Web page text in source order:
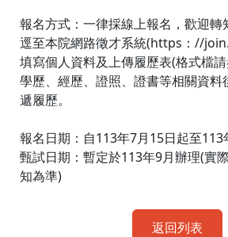
報名方式：一律採線上報名，歡迎轉
逕至本院網路徵才系統(https：//
填寫個人資料及上傳履歷表(格式檔請
學歷、經歷、證照、證書等相關資料
遞履歷。
報名日期：自113年7月15日起至113
甄試日期：暫定於113年9月辦理(實
知為準)
返回列表